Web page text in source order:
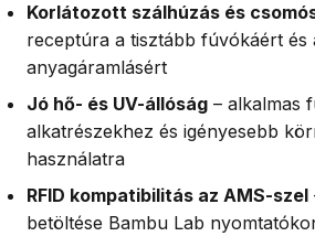
Korlátozott szálhúzás és
receptúra a tisztább fúvókáért és
anyagáramlásért
Jó hő- és UV-állóság – alkalmas
alkatrészekhez és igényesebb
használatra
RFID kompatibilitás az AMS-szel
betöltése Bambu Lab